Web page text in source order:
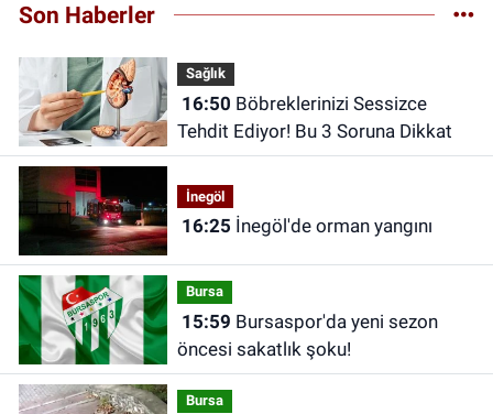
Son Haberler
Sağlık
16:50
Tehdit Ediyor! Bu 3 Soruna Dikkat
İnegöl
16:25 İnegöl'de orman yangını
Bursa
15:59
öncesi sakatlık şoku!
Bursa